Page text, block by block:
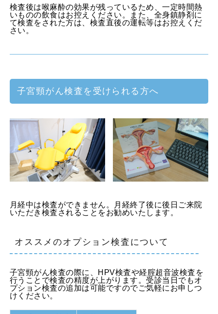
検査後は喉麻酔の効果が残っているため、一定時間熱
いものの飲食はお控えください。また、全身鎮静剤に
て検査をされた方は、検査直後の運転等はお控えくだ
さい。
子宮頸がん検査を受けられる方へ
月経中は検査ができません。月経終了後に後日ご来院
いただき検査されることをお勧めいたします。
オススメのオプション検査について
子宮頸がん検査の際に、HPV検査や経腟超音波検査を
行うことで検査の精度が上がります。受診当日でもオ
プション検査の追加は可能ですのでご気軽にお申しつ
けください。